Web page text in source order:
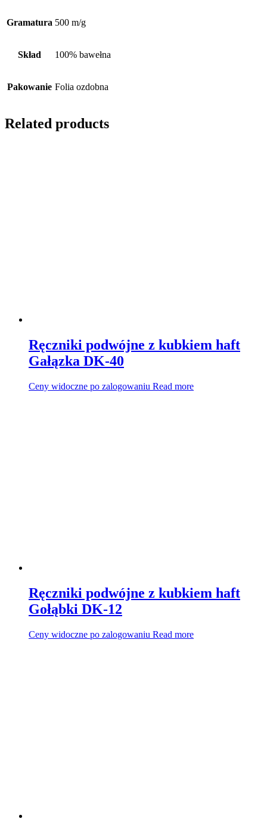
Gramatura 500 m/g
Skład 100% bawełna
Pakowanie Folia ozdobna
Related products
Ręczniki podwójne z kubkiem haft
Gałązka DK-40
Ceny widoczne po zalogowaniu Read more
Ręczniki podwójne z kubkiem haft
Gołąbki DK-12
Ceny widoczne po zalogowaniu Read more